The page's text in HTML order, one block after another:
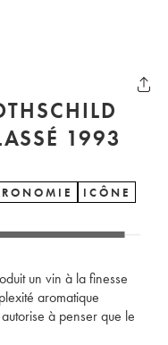
1ER GRAND CRU CLASSÉ 1993
ICÔNE
un vin à la finesse
aromatique
à penser que le